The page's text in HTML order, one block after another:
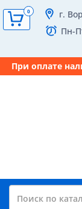
г.
Пн-
При оплате
0